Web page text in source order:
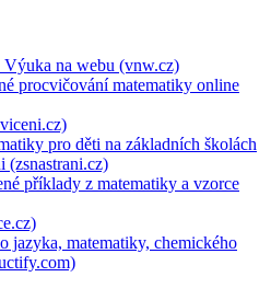
na webu (vnw.cz)
procvičování matematiky online
pro děti na základních školách
(zsnastrani.cz)
příklady z matematiky a vzorce
jazyka, matematiky, chemického